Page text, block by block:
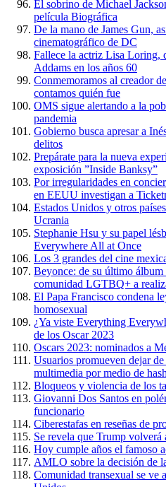
El sobrino de Michael
película Biográfica
De la mano de James Gun,
cinematográfico de DC
Fallece la actriz Lisa Loring,
Addams en los años 60
Conmemoramos al creador
contamos quién fue
OMS sigue alertando a la
pandemia
Gobierno busca apresar a
delitos
Prepárate para la nueva
exposición ”Inside Banksy”
Por irregularidades en
en EEUU investigan a
Estados Unidos y otros
Ucrania
Stephanie Hsu y su papel
Everywhere All at Once
Los 3 grandes del cine
Beyonce: de su último álbum
comunidad LGTBQ+ a
El Papa Francisco condena
homosexual
¿Ya viste Everything
de los Oscar 2023
Oscars 2023: nominados a
Usuarios promueven dejar
multimedia por medio de
Bloqueos y violencia de los
Giovanni Dos Santos en
funcionario
Ciberestafas en reseñas de
Se revela que Trump volverá
Hoy cumple años el famoso
AMLO sobre la decisión de
Comunidad transexual se ve